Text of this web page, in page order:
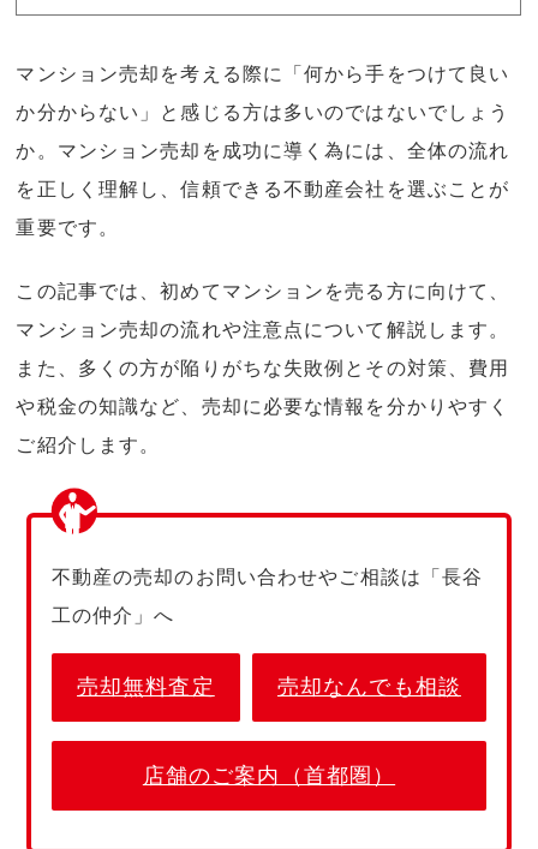
マンション売却を考える際に「何から手をつけて良い
か分からない」と感じる方は多いのではないでしょう
か。マンション売却を成功に導く為には、全体の流れ
を正しく理解し、信頼できる不動産会社を選ぶことが
重要です。
この記事では、初めてマンションを売る方に向けて、
マンション売却の流れや注意点について解説します。
また、多くの方が陥りがちな失敗例とその対策、費用
や税金の知識など、売却に必要な情報を分かりやすく
ご紹介します。
不動産の売却のお問い合わせやご相談は「長谷
工の仲介」へ
売却無料査定 売却なんでも相談
店舗のご案内（首都圏）